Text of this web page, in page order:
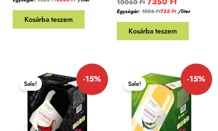
Kosárba teszem
0
/
10060Ft
Egységár: 1006Ft735Ft /liter
Kosárba teszem
-15%
Sale!
Original
price
was:
4360 Ft.
Current
price
is:
3720 Ft.
-15%
Sale!
Original
price
was:
5590 Ft.
Current
price
is:
4750 Ft.